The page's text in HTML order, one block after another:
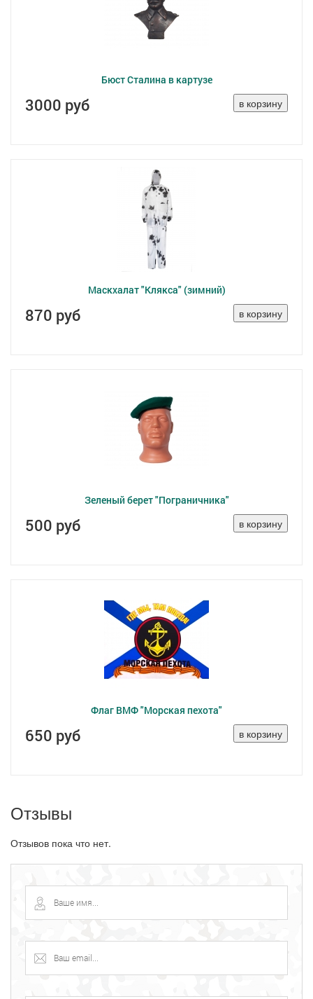
Бюст Сталина в картузе
3000 руб
Маскхалат "Клякса" (зимний)
870 руб
Зеленый берет "Пограничника"
500 руб
Флаг ВМФ "Морская пехота"
650 руб
Отзывы
Отзывов пока что нет.